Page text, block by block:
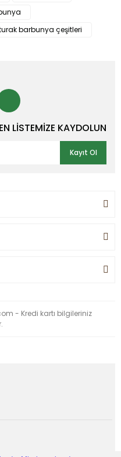
barbunya çeşitleri
LİSTEMİZE KAYDOLUN
Kayıt Ol
- Kredi kartı bilgileriniz